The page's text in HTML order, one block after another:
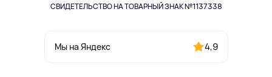
СВИДЕТЕЛЬСТВО НА ТОВАРНЫЙ ЗНАК №1137338
Мы на Яндекс 4,9